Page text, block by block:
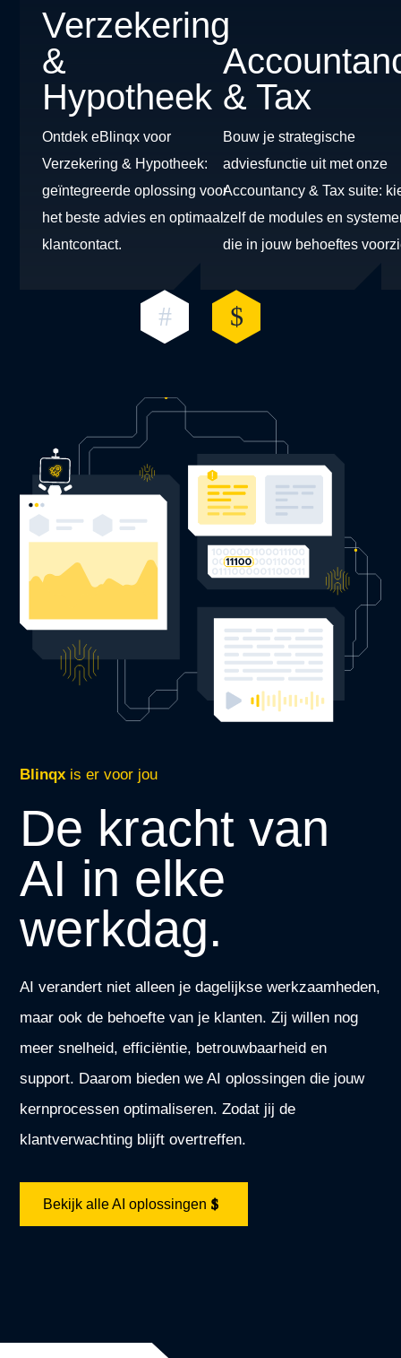
Verzekering
&
Hypotheek
Ontdek eBlinqx voor
Verzekering & Hypotheek:
geïntegreerde oplossing voor
het beste advies en optimaal
klantcontact.
& Tax
Bouw je strategische
adviesfunctie uit met onze
Accountancy & Tax suite:
zelf de modules en
die in jouw behoeftes
Blinqx is er voor jou
De kracht van
AI in elke
werkdag.
AI verandert niet alleen je dagelijkse werkzaamheden,
maar ook de behoefte van je klanten. Zij willen nog
meer snelheid, efficiëntie, betrouwbaarheid en
support. Daarom bieden we AI oplossingen die jouw
kernprocessen optimaliseren. Zodat jij de
klantverwachting blijft overtreffen.
Bekijk alle AI oplossingen